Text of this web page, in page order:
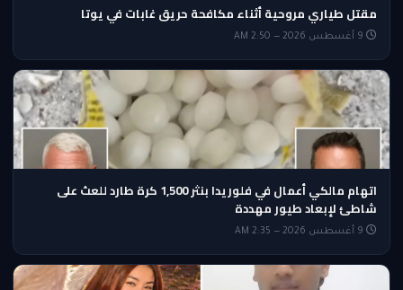
مقتل طياري مروحية أثناء مكافحة حريق غابات في يوتا
اتهام مالكي أعمال في فلوريدا بنثر 1,500 كرة طارد للعث على
شاطئ لإبعاد طيور مهددة